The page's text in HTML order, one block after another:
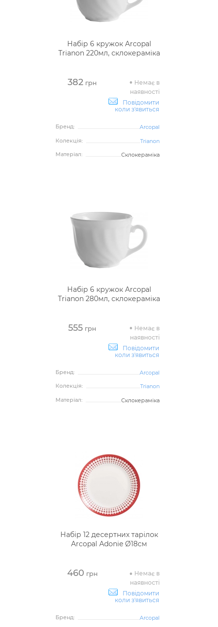
Набір 6 кружок Arcopal
Trianon 220мл, склокераміка
382 грн
Немає в
наявності
Повідомити
коли з'явиться
Бренд:
Arcopal
Колекція:
Trianon
Матеріал:
Склокераміка
Набір 6 кружок Arcopal
Trianon 280мл, склокераміка
555 грн
Немає в
наявності
Повідомити
коли з'явиться
Бренд:
Arcopal
Колекція:
Trianon
Матеріал:
Склокераміка
Набір 12 десертних тарілок
Arcopal Adonie Ø18см
460 грн
Немає в
наявності
Повідомити
коли з'явиться
Бренд:
Arcopal